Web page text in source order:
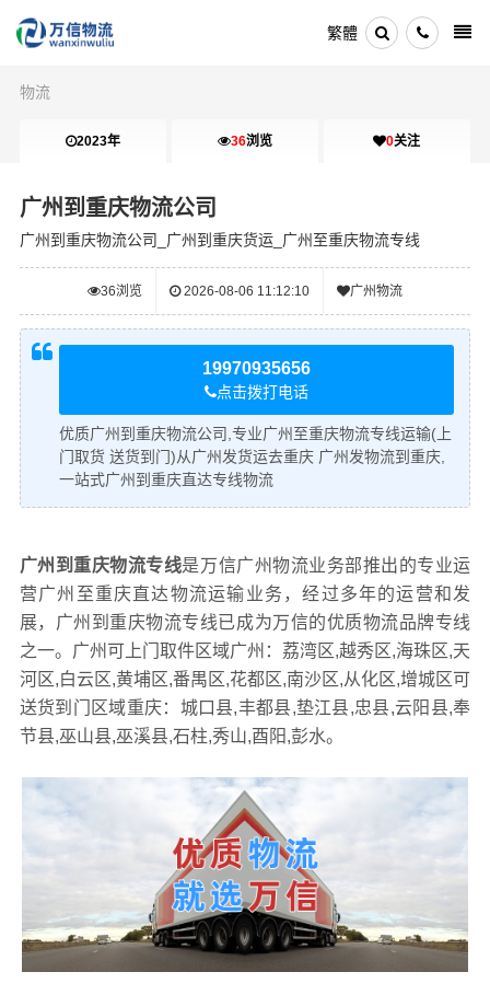
繁體
物流
2023年 36浏览 0关注
广州到重庆物流公司
广州到重庆物流公司_广州到重庆货运_广州至重庆物流专线
36浏览 2026-08-06 11:12:10 广州物流
19970935656
点击拨打电话
优质广州到重庆物流公司,专业广州至重庆物流专线运输(上
门取货 送货到门)从广州发货运去重庆 广州发物流到重庆,
一站式广州到重庆直达专线物流
广州到重庆物流专线是万信广州物流业务部推出的专业运
营广州至重庆直达物流运输业务，经过多年的运营和发
展，广州到重庆物流专线已成为万信的优质物流品牌专线
之一。广州可上门取件区域广州：荔湾区,越秀区,海珠区,天
河区,白云区,黄埔区,番禺区,花都区,南沙区,从化区,增城区可
送货到门区域重庆：城口县,丰都县,垫江县,忠县,云阳县,奉
节县,巫山县,巫溪县,石柱,秀山,酉阳,彭水。